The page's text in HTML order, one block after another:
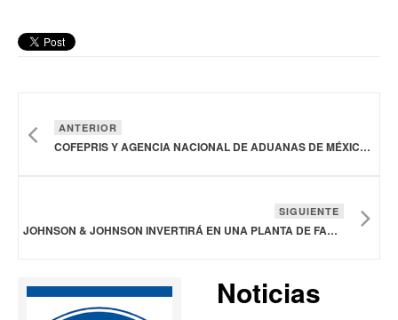
ANTERIOR
COFEPRIS Y AGENCIA NACIONAL DE ADUANAS DE MÉXICO FORTALECEN CONTROL SANITARIO
SIGUIENTE
JOHNSON & JOHNSON INVERTIRÁ EN UNA PLANTA DE FABRICACIÓN DE TERAPIAS CELULARES DE PRÓXIMA GENERACIÓN EN PENSILVANIA
Noticias